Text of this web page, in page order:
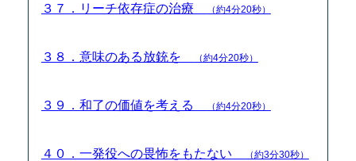
３７．リーチ依存症の治療 （約4分20秒）
３８．意味のある放銃を （約4分20秒）
３９．和了の価値を考える （約4分20秒）
４０．一発役への畏怖をもたない （約3分30秒）